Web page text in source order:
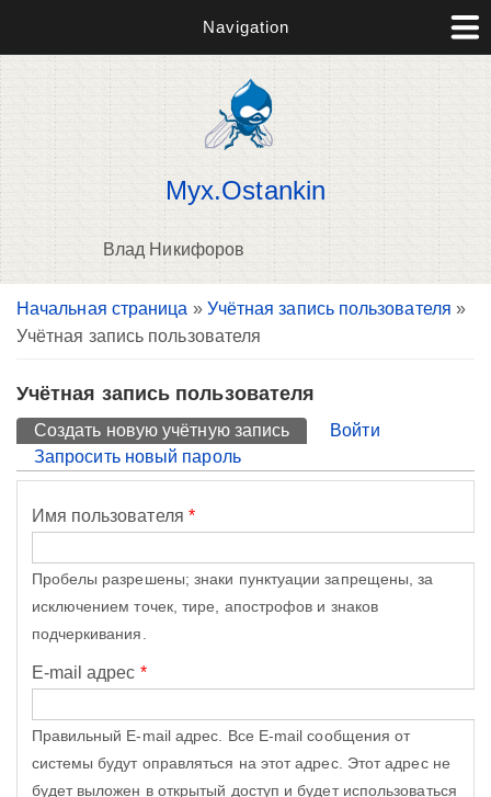
Navigation
Myx.Ostankin
Влад Никифоров
Вы здесь
Начальная страница » Учётная запись пользователя »
Учётная запись пользователя
Учётная запись пользователя
Главные вкладки
Создать новую учётную запись (активная вкладка)
Войти
Запросить новый пароль
Имя пользователя *
Пробелы разрешены; знаки пунктуации запрещены, за
исключением точек, тире, апострофов и знаков
подчеркивания.
E-mail адрес *
Правильный E-mail адрес. Все E-mail сообщения от
системы будут оправляться на этот адрес. Этот адрес не
будет выложен в открытый доступ и будет использоваться